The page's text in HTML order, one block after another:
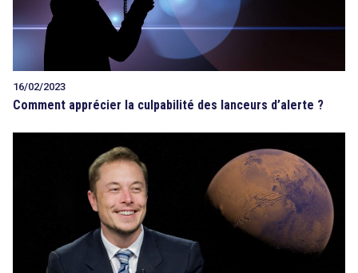
16/02/2023
Comment apprécier la culpabilité des lanceurs d’alerte ?